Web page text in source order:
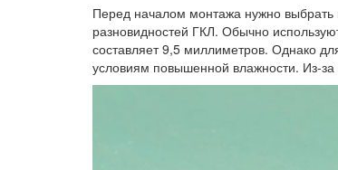
Перед началом монтажа нужно
разновидностей ГКЛ. Обычно
составляет 9,5 миллиметров. Однако
условиям повышенной влажности. Из-